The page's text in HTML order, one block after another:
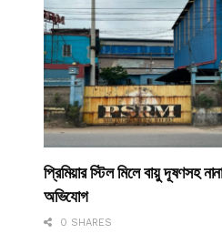
প্রিমিয়ার স্টিল মিলে বায়ু দূষণসহ
অভিযোগ
0 SHARES